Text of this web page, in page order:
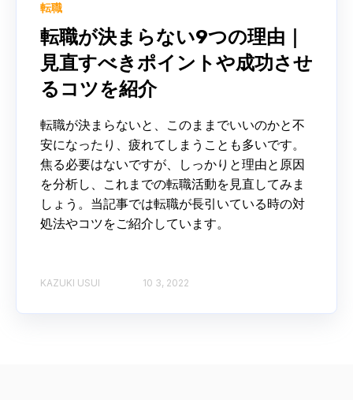
転職
転職が決まらない9つの理由｜
見直すべきポイントや成功させ
るコツを紹介
転職が決まらないと、このままでいいのかと不
安になったり、疲れてしまうことも多いです。
焦る必要はないですが、しっかりと理由と原因
を分析し、これまでの転職活動を見直してみま
しょう。当記事では転職が長引いている時の対
処法やコツをご紹介しています。
KAZUKI USUI 10 3, 2022